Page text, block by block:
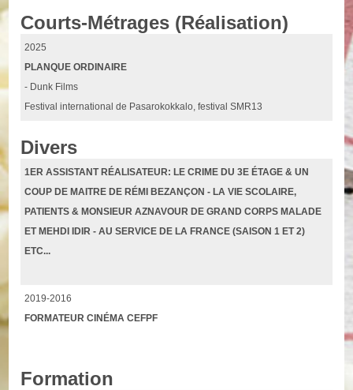
Courts-Métrages (Réalisation)
2025
PLANQUE ORDINAIRE
- Dunk Films
Festival international de Pasarokokkalo, festival SMR13
Divers
1ER ASSISTANT RÉALISATEUR: LE CRIME DU 3E ÉTAGE & UN
COUP DE MAITRE DE RÉMI BEZANÇON - LA VIE SCOLAIRE,
PATIENTS & MONSIEUR AZNAVOUR DE GRAND CORPS MALADE
ET MEHDI IDIR - AU SERVICE DE LA FRANCE (SAISON 1 ET 2)
ETC...
2019-2016
FORMATEUR CINÉMA CEFPF
Formation